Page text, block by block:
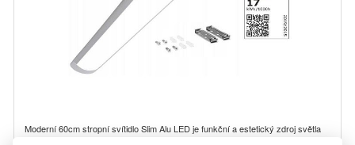
Moderní 60cm stropní svítidlo Slim Alu LED je funkční a estetický zdroj světla